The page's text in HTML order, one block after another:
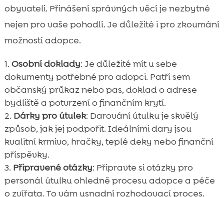
obyvateli. Přinášení správných věcí je nezbytné
nejen pro vaše pohodlí. Je důležité i pro zkoumání
možností adopce.
Osobní doklady: Je důležité mít u sebe
dokumenty potřebné pro adopci. Patří sem
občanský průkaz nebo pas, doklad o adrese
bydliště a potvrzení o finančním krytí.
Dárky pro útulek: Darování útulku je skvělý
způsob, jak jej podpořit. Ideálními dary jsou
kvalitní krmivo, hračky, teplé deky nebo finanční
příspěvky.
Připravené otázky: Připravte si otázky pro
personál útulku ohledně procesu adopce a péče
o zvířata. To vám usnadní rozhodovací proces.